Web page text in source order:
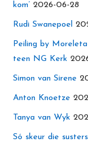
kom’ 2026-06-28
Rudi Swanepoel
Peiling by
teen NG Kerk
Simon van Sirene
Anton Knoetze
Tanya van Wyk
Só skeur die